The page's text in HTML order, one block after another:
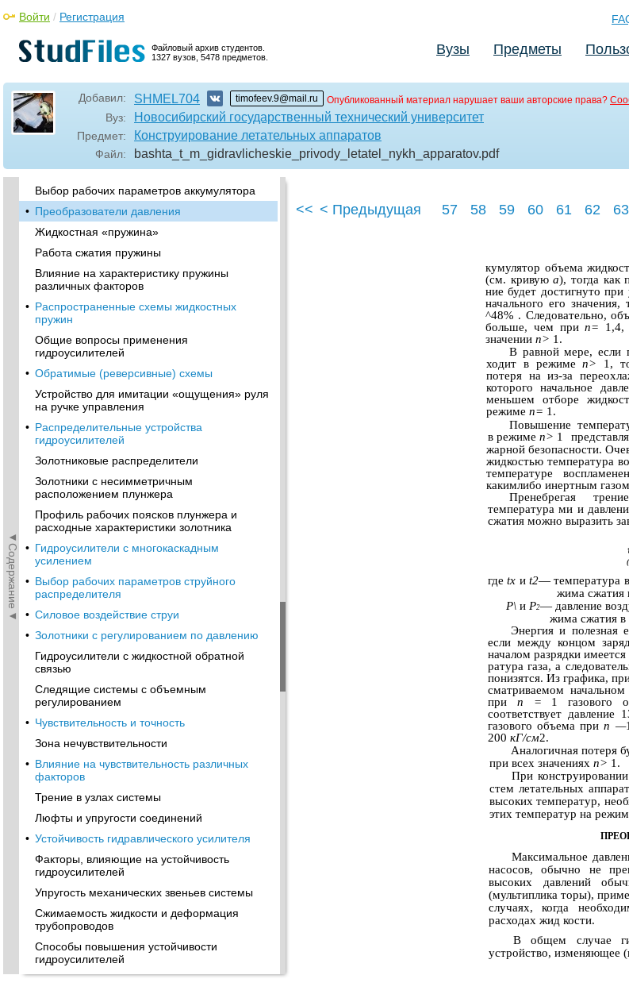
Файловый архив студентов.
1327 вузов, 5478 предметов.
Войти / Регистрация
Вузы Предметы
Добавил: SHMEL704 timofeev.9@mail.ru Опубликованный материал нарушает ваши авторские права?
Вуз: Новосибирский государственный технический университет
Предмет: Конструирование летательных аппаратов
Файл: bashta_t_m_gidravlicheskie_privody_letatel_nykh_apparatov.pdf
◄Содержание◄
поврежденного трубопровода
Клапаны последовательного включения
• Гидравлические реле выдержки времени
Запорные (обратные) клапаны
Гидравлические замки
Мембранные (диафрагменные)
гидрогазовые аккумуляторы
Выбор рабочих параметров аккумулятора
• Преобразователи давления
Жидкостная «пружина»
Работа сжатия пружины
Влияние на характеристику пружины
различных факторов
• Распространенные схемы жидкостных
пружин
Общие вопросы применения
гидроусилителей
• Обратимые (реверсивные) схемы
Устройство для имитации «ощущения» руля
на ручке управления
• Распределительные устройства
гидроусилителей
Золотниковые распределители
Золотники с несимметричным
расположением плунжера
Профиль рабочих поясков плунжера и
расходные характеристики золотника
• Гидроусилители с многокаскадным
усилением
• Выбор рабочих параметров струйного
распределителя
• Силовое воздействие струи
• Золотники с регулированием по давлению
Гидроусилители с жидкостной обратной
связью
Следящие системы с объемным
регулированием
• Чувствительность и точность
Зона нечувствительности
• Влияние на чувствительность различных
факторов
Трение в узлах системы
Люфты и упругости соединений
• Устойчивость гидравлического усилителя
Факторы, влияющие на устойчивость
гидроусилителей
Упругость механических звеньев системы
Сжимаемость жидкости и деформация
трубопроводов
Способы повышения устойчивости
гидроусилителей
Стабилизация утечкой жидкости
<< < Предыдущая 57 58 59 60 61 62 63
кумулятор объема
(см. кривуюа), тогда как
ние будет достигнуто
начального его
^48% . Следовательно,
больше, чем прип=
значении п> 1.
В равной мере, если
ходит в режимеп> 1,
потеря­ на из-за
которого начальное
меньшем отборе
режиме п= 1.
Повышение
в режиме п> 1
жарной безопасности.
жидкостью температура
температуре
какимлибо инертным
Пренебрегая
температура­ ми и
сжатия можно выразить
гдеtx иt2— температура
жима сжатия
Р\ и Р2— давление
жима сжатия в
Энергия и полезная
если между концом
началом разрядки
ратура газа, а
понизятся. Из графика,
сматриваемом
при п = 1 газового
соответствует давление
газового объема прип —
200 кГ/см2.
Аналогичная потеря
при всех значениях п> 1.
При
стем летательных
высоких температур,
этих температур на
Максимальное
насосов, обычно не
высоких давлений
(мультиплика­ торы),
случаях, когда
расходах жид­ кости.
В общем случае
устройство,